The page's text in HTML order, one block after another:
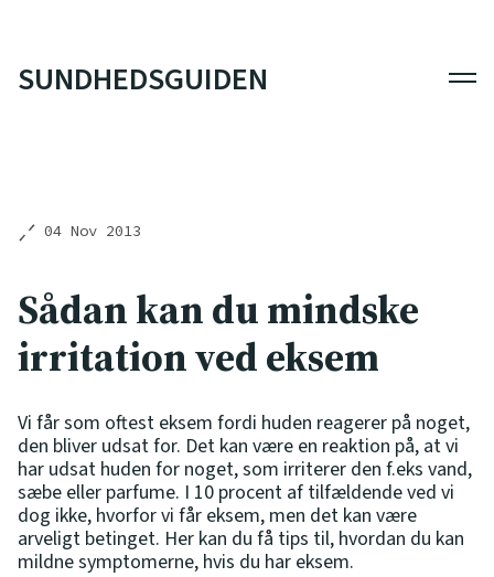
SUNDHEDSGUIDEN
04 Nov 2013
Sådan kan du mindske
irritation ved eksem
Vi får som oftest eksem fordi huden reagerer på noget,
den bliver udsat for. Det kan være en reaktion på, at vi
har udsat huden for noget, som irriterer den f.eks vand,
sæbe eller parfume. I 10 procent af tilfældende ved vi
dog ikke, hvorfor vi får eksem, men det kan være
arveligt betinget. Her kan du få tips til, hvordan du kan
mildne symptomerne, hvis du har eksem.